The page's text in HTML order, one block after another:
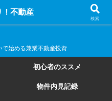
！不動産
始める兼業不動産投資
初心者のススメ
物件内見記録
！不動産
検索